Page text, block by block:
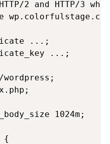
2 and HTTP/3
wp.colorfulstage.cn;
...;
...;
wordpress;
1024m;
{